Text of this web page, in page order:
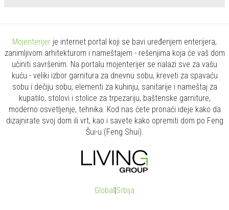
Mojenterijer je internet portal koji se bavi uređenjem enterijera,
zanimljivom arhitekturom i nameštajem - rešenjima koja će vaš dom
učiniti savršenim. Na portalu mojenterijer se nalazi sve za vašu
kuću - veliki izbor garnitura za dnevnu sobu, kreveti za spavaću
sobu i dečiju sobu, elementi za kuhinju, sanitarije i nameštaj za
kupatilo, stolovi i stolice za trpezariju, baštenske garniture,
moderno osvetljenje, tehnika. Kod nas ćete pronaći ideje kako da
dizajnirate svoj dom ili vrt, kao i savete kako opremiti dom po Feng
Šui-u (Feng Shui).
Global Srbija